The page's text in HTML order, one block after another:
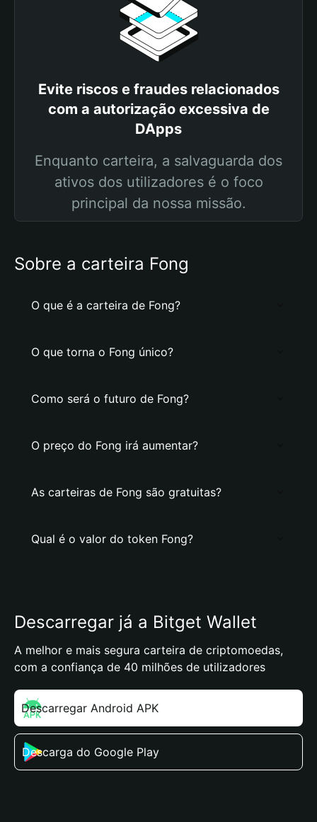
Evite riscos e fraudes relacionados
com a autorização excessiva de
DApps
Enquanto carteira, a salvaguarda dos
ativos dos utilizadores é o foco
principal da nossa missão.
Sobre a carteira Fong
O que é a carteira de Fong?
O que torna o Fong único?
Como será o futuro de Fong?
O preço do Fong irá aumentar?
As carteiras de Fong são gratuitas?
Qual é o valor do token Fong?
Descarregar já a Bitget Wallet
A melhor e mais segura carteira de criptomoedas,
com a confiança de 40 milhões de utilizadores
Descarregar Android APK
Descarga do Google Play